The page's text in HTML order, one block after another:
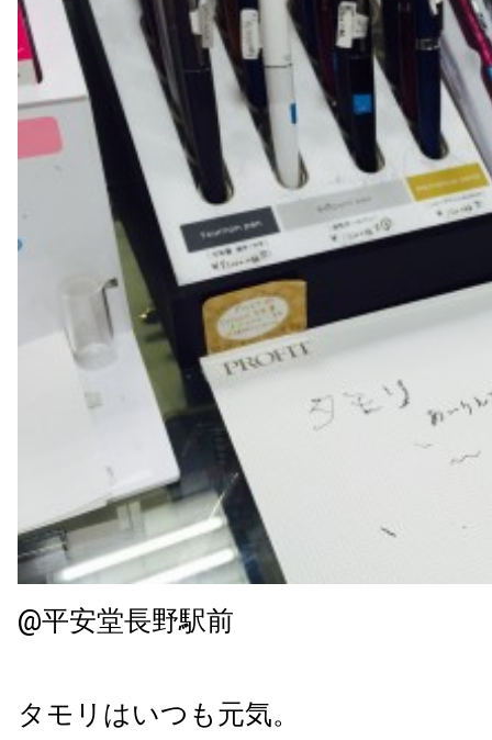
@平安堂長野駅前
タモリはいつも元気。